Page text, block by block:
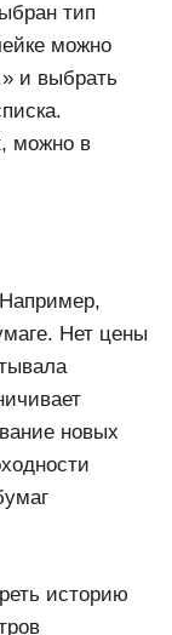
тип
можно
и выбрать
можно в
Нет цены
новых
историю